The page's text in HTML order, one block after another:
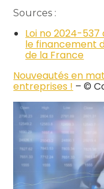
Sources :
Loi no 2024-537
le financement
de la France
Nouveautés en
entreprises ! – ©